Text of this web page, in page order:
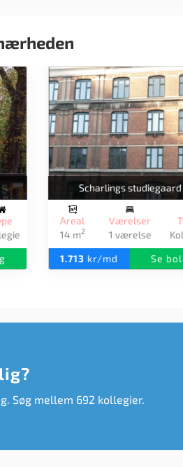
Tovværksgade
Areal
28 m
Værelser
1 værelse
1.800kr/md Se
Søg mellem 692 kollegier.